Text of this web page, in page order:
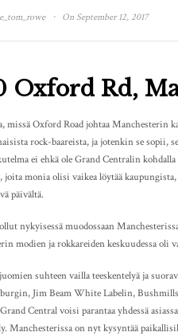
· On September 12, 2017
Oxford Rd,
missä Oxford Road johtaa Manchesterin
rock-baareista, ja jotenkin se sopii,
ei ehkä ole Grand Centralin
joita monia olisi vaikea löytää
päivältä.
nykyisessä muodossaan
modien ja rokkareiden keskuudessa
suhteen vailla teeskentelyä ja
Jim Beam White Labelin,
Central voisi parantaa yhdessä
Manchesterissa on nyt kysyntää